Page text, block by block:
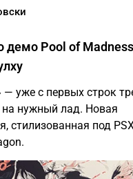
демо Pool of
— уже с первых строк
на нужный лад. Новая
стилизованная под